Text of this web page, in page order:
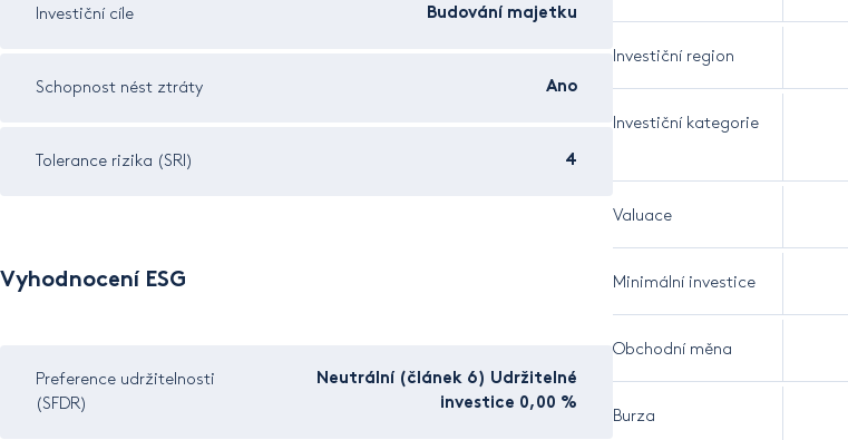
Investiční cíle Budování majetku
Schopnost nést ztráty Ano
Tolerance rizika (SRI) 4
Vyhodnocení ESG
Preference udržitelnosti
(SFDR)
Neutrální (článek 6) Udržitelné
investice 0,00 %
Investiční region
Investiční kategorie
Valuace
Minimální investice
Obchodní měna
Burza